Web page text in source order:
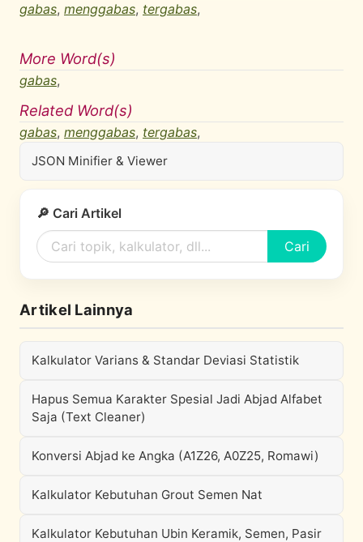
gabas, menggabas, tergabas,
More Word(s)
gabas,
Related Word(s)
gabas, menggabas, tergabas,
JSON Minifier & Viewer
🔎 Cari Artikel
Cari
Artikel Lainnya
Kalkulator Varians & Standar Deviasi Statistik
Hapus Semua Karakter Spesial Jadi Abjad Alfabet
Saja (Text Cleaner)
Konversi Abjad ke Angka (A1Z26, A0Z25, Romawi)
Kalkulator Kebutuhan Grout Semen Nat
Kalkulator Kebutuhan Ubin Keramik, Semen, Pasir